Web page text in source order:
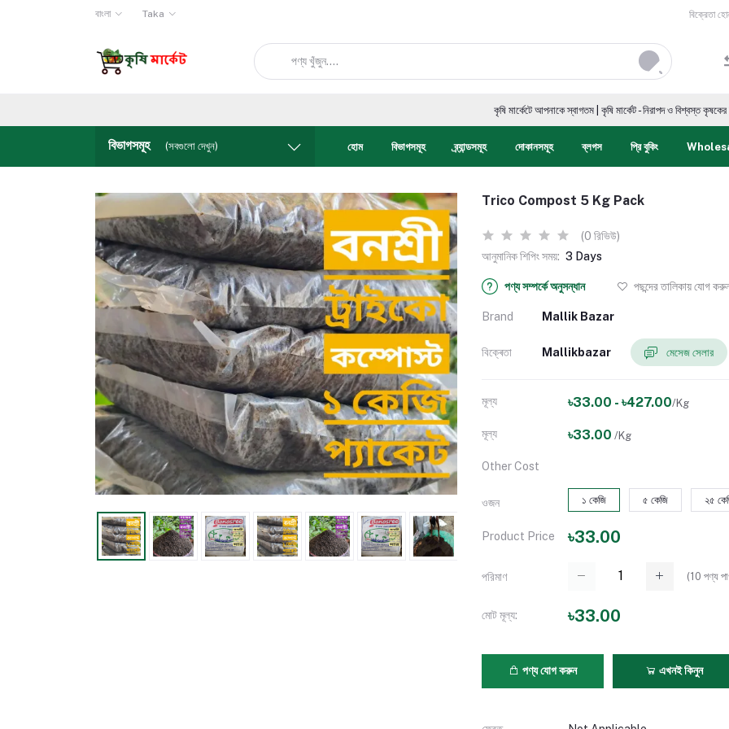
বাংলা Taka বিক্রেতা
কৃষি মার্কেটে আপনাকে স্বাগতম | কৃষি মার্কেট - নিরাপদ ও বিশ্বস্ত কৃষকের
বিভাগসমূহ (সবগুলো দেখুন) হোম বিভাগসমূহ ব্র্যান্ডসমূহ দোকানসমূহ ব্লগস প্রি বুকিং
Trico Compost 5 Kg Pack
(0 রিভিউ)
আনুমানিক শিপিং সময়: 3 Days
পণ্য সম্পর্কে অনুসন্ধান পছন্দের তালিকায় যোগ
Brand Mallik Bazar
বিক্ৰেতা Mallikbazar মেসেজ সেলার
মূল্য ৳33.00 - ৳427.00/Kg
মূল্য ৳33.00 /Kg
Other Cost
ওজন ১ কেজি ৫ কেজি ২৫
Product Price ৳33.00
পরিমাণ (10 পণ্য
মোট মূল্য: ৳33.00
পণ্য যোগ করুন এখনই কিনুন